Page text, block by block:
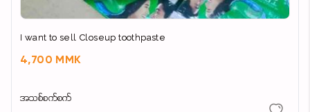
I want to sell Closeup toothpaste
4,700 MMK
အသစ်စက်စက်